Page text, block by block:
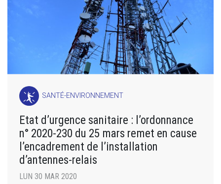
SANTÉ-ENVIRONNEMENT
Etat d’urgence sanitaire : l’ordonnance
n° 2020-230 du 25 mars remet en cause
l’encadrement de l’installation
d’antennes-relais
LUN 30 MAR 2020